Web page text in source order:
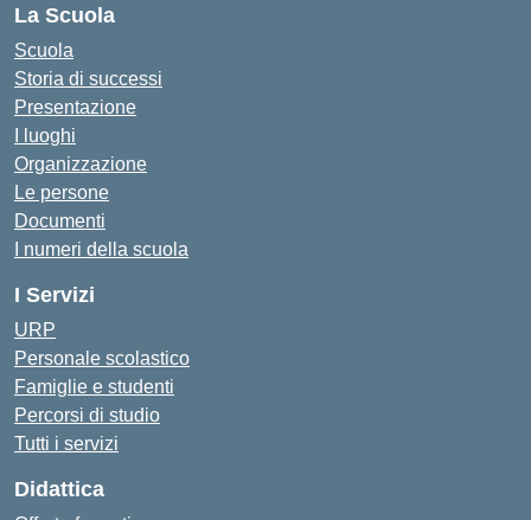
La Scuola
Scuola
Storia di successi
Presentazione
I luoghi
Organizzazione
Le persone
Documenti
I numeri della scuola
I Servizi
URP
Personale scolastico
Famiglie e studenti
Percorsi di studio
Tutti i servizi
Didattica